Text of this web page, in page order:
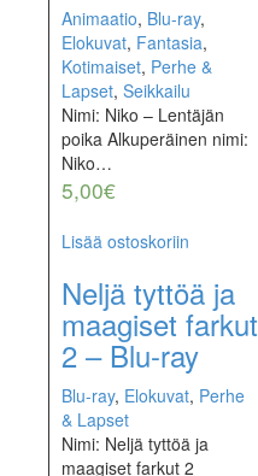
Animaatio, Blu-ray,
Elokuvat, Fantasia,
Kotimaiset, Perhe &
Lapset, Seikkailu
Nimi: Niko – Lentäjän
poika Alkuperäinen nimi:
Niko…
5,00€
Lisää ostoskoriin
Neljä tyttöä ja
maagiset farkut
2 – Blu-ray
Blu-ray, Elokuvat, Perhe
& Lapset
Nimi: Neljä tyttöä ja
maagiset farkut 2